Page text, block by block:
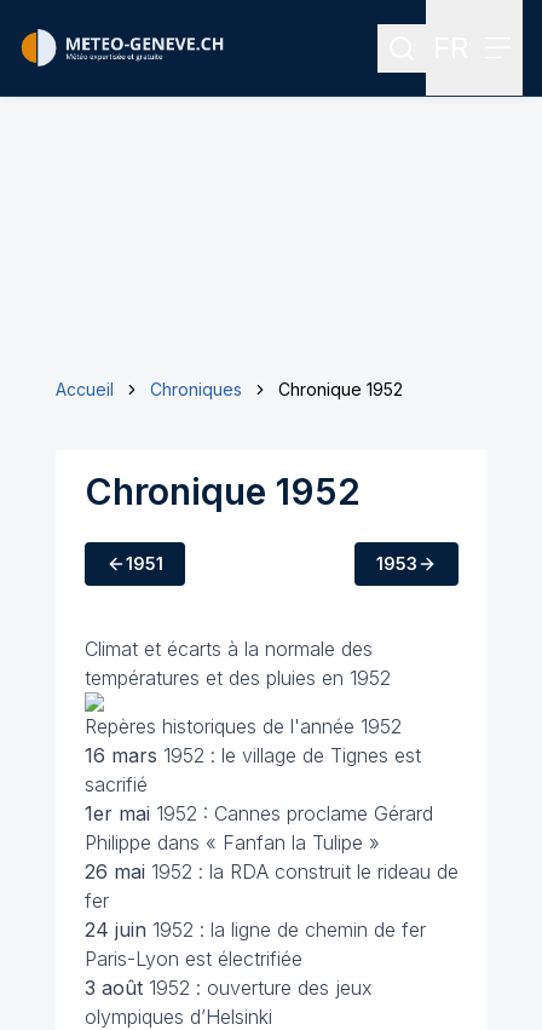
Rechercher
Accueil Chroniques Chronique 1952
Chronique 1952
1951 1953
Climat et écarts à la normale des
températures et des pluies en 1952
Repères historiques de l'année 1952
16 mars 1952 : le village de Tignes est
sacrifié
1er mai 1952 : Cannes proclame Gérard
Philippe dans « Fanfan la Tulipe »
26 mai 1952 : la RDA construit le rideau de
fer
24 juin 1952 : la ligne de chemin de fer
Paris-Lyon est électrifiée
3 août 1952 : ouverture des jeux
olympiques d’Helsinki